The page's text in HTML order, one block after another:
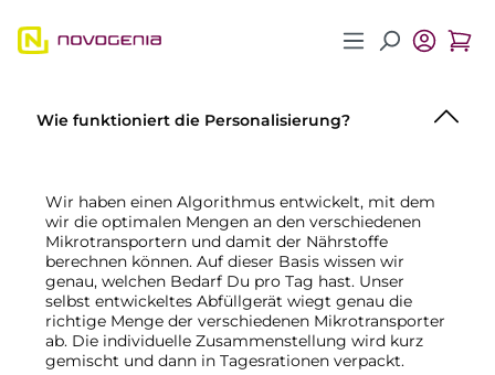
Zum Hauptinhalt springen
Wie funktioniert die Personalisierung?
Wir haben einen Algorithmus entwickelt, mit dem
wir die optimalen Mengen an den verschiedenen
Mikrotransportern und damit der Nährstoffe
berechnen können. Auf dieser Basis wissen wir
genau, welchen Bedarf Du pro Tag hast. Unser
selbst entwickeltes Abfüllgerät wiegt genau die
richtige Menge der verschiedenen Mikrotransporter
ab. Die individuelle Zusammenstellung wird kurz
gemischt und dann in Tagesrationen verpackt.